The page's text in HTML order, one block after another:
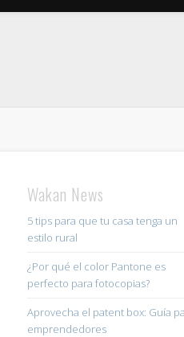
Wakan News
5 tips para que tu casa tenga un
estilo rural
¿Por qué el color Pantone es
perfecto para fotocopias?
Aprovecha el patent box: Guía
emprendedores